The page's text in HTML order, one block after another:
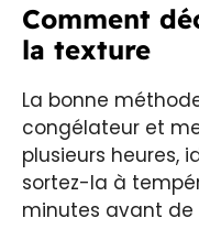
Comment
la texture
La bonne
congélateur et
plusieurs heures,
sortez-la à
minutes avant de